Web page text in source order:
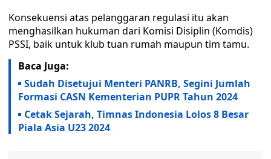
Konsekuensi atas pelanggaran regulasi itu akan
menghasilkan hukuman dari Komisi Disiplin (Komdis)
PSSI, baik untuk klub tuan rumah maupun tim tamu.
Baca Juga:
Sudah Disetujui Menteri PANRB, Segini Jumlah
Formasi CASN Kementerian PUPR Tahun 2024
Cetak Sejarah, Timnas Indonesia Lolos 8 Besar
Piala Asia U23 2024